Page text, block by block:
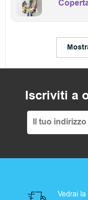
Iscriviti a
Vedrai